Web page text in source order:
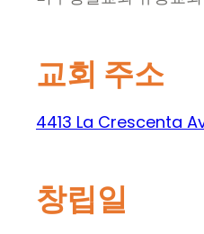
교회 주소
4413 La Crescenta
창립일